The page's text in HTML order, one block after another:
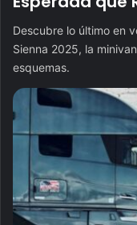
Descubre lo último en
Sienna 2025, la
esquemas.